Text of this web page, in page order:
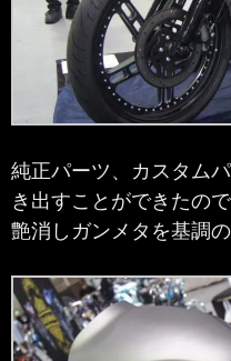
純正パーツ、カスタム
き出すことができたの
艶消しガンメタを基調